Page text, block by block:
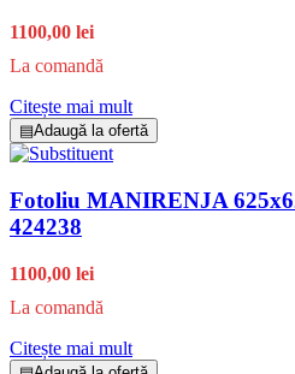
1100,00 lei
La comandă
Citește mai mult
▤Adaugă la ofertă
Fotoliu MANIRENJA
424238
1100,00 lei
La comandă
Citește mai mult